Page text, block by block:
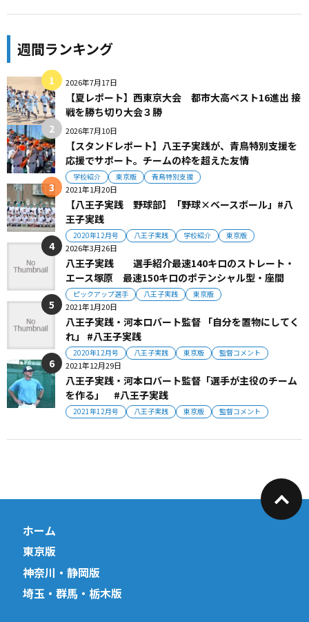
週間ランキング
2026年7月17日
【夏レポート】西東京大会 都市大高ベスト16進出 接
戦を勝ち切り大会３勝
2026年7月10日
【スタンドレポート】八王子実践が、青鳥特別支援を
応援でサポート。チームの枠を超えた友情
学校紹介 東京版 青鳥特別支援
2021年1月20日
【八王子実践 野球部】「野球×ベースボール」#八
王子実践
2020年12月号 八王子実践 学校紹介 東京版
2026年3月26日
八王子実践 選手紹介最速140キロのストレート・
エース塚原 最速150キロのポテンシャル型・座間
ピックアップ選手 八王子実践 東京版
2021年1月20日
八王子実践・河本ロバート監督 「自分を置物にしてく
れ」 #八王子実践
2020年12月号 八王子実践 東京版 監督コメント
2021年12月29日
八王子実践・河本ロバート監督「選手が主役のチーム
を作る」 #八王子実践
2021年12月号 八王子実践 東京版 監督コメント
ホーム
東京版
神奈川・静岡版
埼玉・群馬・栃木版